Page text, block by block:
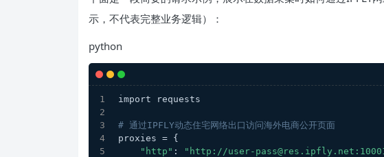
示，不代表完整业务逻辑）：
python
import requests
# 通过IPFLY动态住宅网络出口访问海外电商公开页面
proxies = {
"http" : "http://user-